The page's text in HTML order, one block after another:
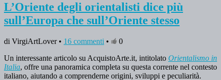
L’Oriente degli orientalisti dice più
sull’Europa che sull’Oriente stesso
di VirgiArtLover • 16 commenti •
0
Un interessante articolo su AcquistoArte.it, intitolato Orientalismo in
Italia, offre una panoramica completa su questa corrente nel contesto
italiano, aiutando a comprenderne origini, sviluppi e peculiarità.